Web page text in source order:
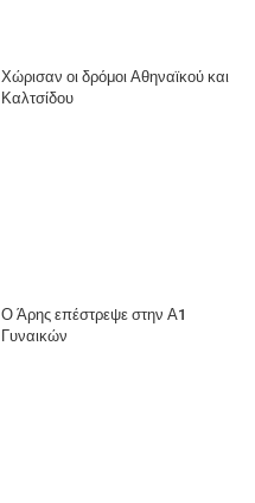
Χώρισαν οι δρόμοι Αθηναϊκού και
Καλτσίδου
Ο Άρης επέστρεψε στην Α1
Γυναικών